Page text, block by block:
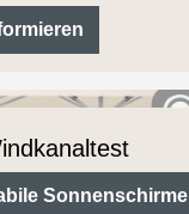
Sonnenschirme